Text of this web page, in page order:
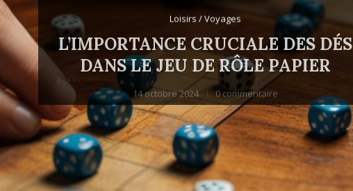
Loisirs / Voyages
L’IMPORTANCE CRUCIALE DES DÉS
DANS LE JEU DE RÔLE PAPIER
14 octobre 2024 0 commentaire